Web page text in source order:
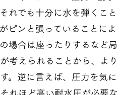
れでも十分に水を弾くこと
ピンと張っていることによ
場合は座ったりするなど局
考えられることから、より
。逆に言えば、圧力を気に
れほど高い耐水圧が必要な